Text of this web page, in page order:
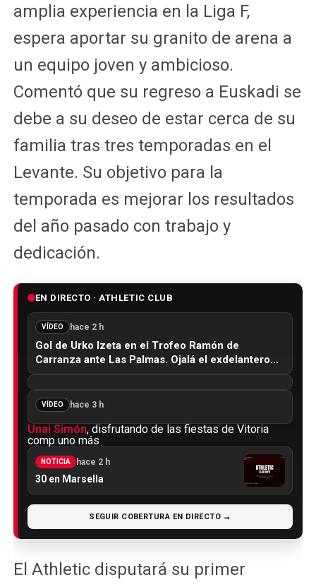
amplia experiencia en la Liga F,
espera aportar su granito de arena a
un equipo joven y ambicioso.
Comentó que su regreso a Euskadi se
debe a su deseo de estar cerca de su
familia tras tres temporadas en el
Levante. Su objetivo para la
temporada es mejorar los resultados
del año pasado con trabajo y
dedicación.
EN DIRECTO · ATHLETIC CLUB
VÍDEO hace 2 h
Gol de Urko Izeta en el Trofeo Ramón de
Carranza ante Las Palmas. Ojalá el exdelantero…
VÍDEO hace 3 h
Unai Simón, disfrutando de las fiestas de Vitoria
comp uno más
NOTICIA hace 2 h
30 en Marsella
SEGUIR COBERTURA EN DIRECTO →
El Athletic disputará su primer